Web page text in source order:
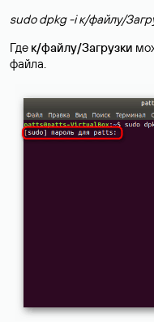
sudo dpkg -i к/файлу/
Где к/файлу/Загрузки
файла.